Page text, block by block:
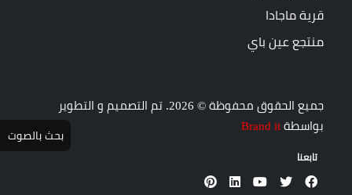
قرية ماجادا
منتجع عين باي
جميع الحقوق محفوظة © 2026. تم التصميم و التطوير
بواسطة Brand it
تابعنا
بحث بالصوت